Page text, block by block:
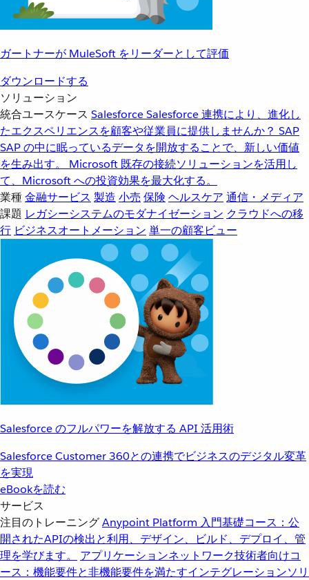
ガートナーが MuleSoft をリーダーとして評価
ダウンロードする
ソリューション
統合ユースケース SalesforceSalesforce 連携により、進化し
たエクスペリエンスを顧客や従業員に提供しませんか？ SAP
SAP の中に眠っているデータを開放することで、新しい価値
を生み出す。
Microsoft 既存の接続ソリューションを活用し
て、Microsoft への投資効果を最大化する。
業種金融サービス 製造 小売 保険 ヘルスケア 通信・メディア
課題 レガシーシステムのモダナイゼーション クラウドへの移
行 ビジネスオートメーション 単一の顧客ビュー
Salesforce のフルパワーを解放する API 活用術
Salesforce Customer 360との連携でビジネスのデジタル変革
を実現
eBookを読む
サービス
注目のトレーニングAnypoint Platform 入門基礎コース：公
開されたAPIの検出と利用、デザイン、ビルド、デプロイ、管
理を学びます。
アプリケーションネットワーク技術者向けコ
ース：機能要件と非機能要件を満たすインテグレーションソリ